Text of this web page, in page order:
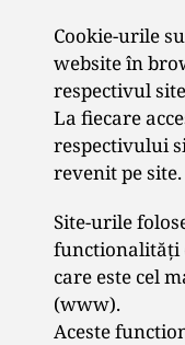
Cookie-urile
website în
respectivul
La fiecare
respectivului
revenit pe site.
Site-urile
functionalități
care este cel
(www).
Aceste